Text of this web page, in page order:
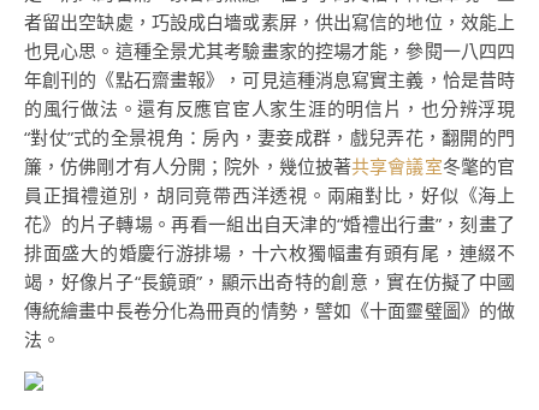
者留出空缺處，巧設成白墻或素屏，供出寫信的地位，效能上
也見心思。這種全景尤其考驗畫家的控場才能，參閱一八四四
年創刊的《點石齋畫報》，可見這種消息寫實主義，恰是昔時
的風行做法。還有反應官宦人家生涯的明信片，也分辨浮現
“對仗”式的全景視角：房內，妻妾成群，戲兒弄花，翻開的門
簾，仿佛剛才有人分開；院外，幾位披著共享會議室冬氅的官
員正揖禮道別，胡同竟帶西洋透視。兩廂對比，好似《海上
花》的片子轉場。再看一組出自天津的“婚禮出行畫”，刻畫了
排面盛大的婚慶行游排場，十六枚獨幅畫有頭有尾，連綴不
竭，好像片子“長鏡頭”，顯示出奇特的創意，實在仿擬了中國
傳統繪畫中長卷分化為冊頁的情勢，譬如《十面靈璧圖》的做
法。